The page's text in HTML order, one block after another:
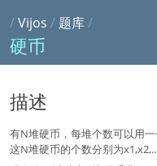
/Vijos / 题库/
硬币
描述
有N堆硬币，每堆个数可以用
这N堆硬币的个数分别为